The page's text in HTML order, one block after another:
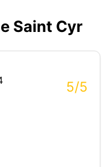
Saint Cyr
5/5